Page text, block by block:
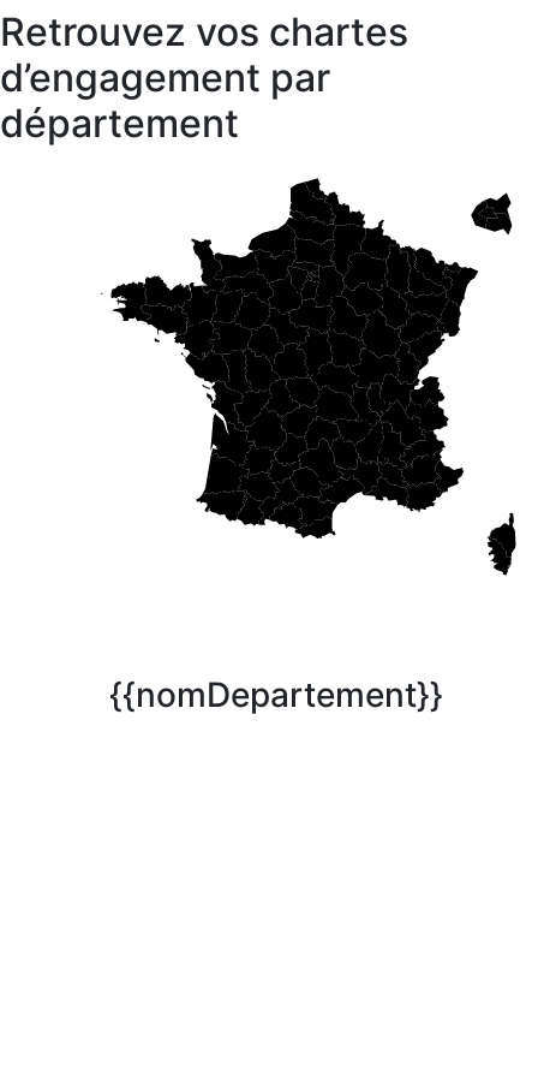
Retrouvez vos chartes
d’engagement par
département
{{nomDepartement}}